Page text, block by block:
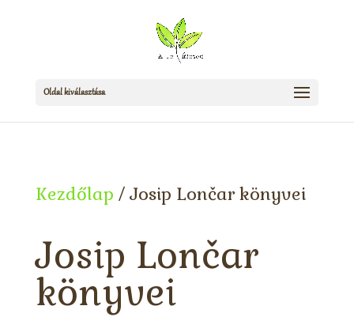
Oldal kiválasztása
Kezdőlap / Josip Lončar könyvei
Josip Lončar
könyvei